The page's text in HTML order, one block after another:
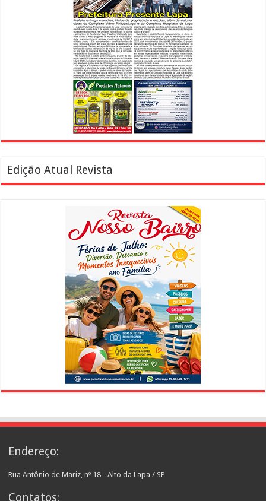
Edição Atual Revista
Endereço:
Rua Antônio de Mariz, nº 18 - Alto da Lapa / SP
Contatos: